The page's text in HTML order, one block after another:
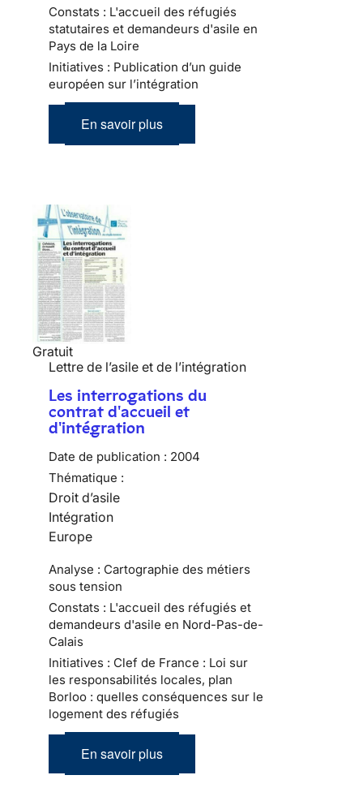
Constats : L'accueil des réfugiés
statutaires et demandeurs d'asile en
Pays de la Loire
Initiatives : Publication d’un guide
européen sur l’intégration
En savoir plus
Gratuit
Lettre de l’asile et de l’intégration
Les interrogations du
contrat d'accueil et
d'intégration
Date de publication : 2004
Thématique :
Droit d’asile
Intégration
Europe
Analyse : Cartographie des métiers
sous tension
Constats : L'accueil des réfugiés et
demandeurs d'asile en Nord-Pas-de-
Calais
Initiatives : Clef de France : Loi sur
les responsabilités locales, plan
Borloo : quelles conséquences sur le
logement des réfugiés
En savoir plus